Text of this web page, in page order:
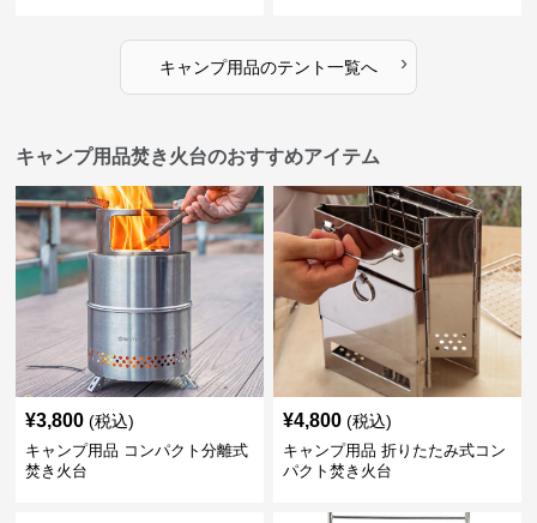
キャンプ用品のテント一覧へ ›
キャンプ用品焚き火台のおすすめアイテム
¥3,800 (税込)
キャンプ用品 コンパクト分離式
焚き火台
¥4,800 (税込)
キャンプ用品 折りたたみ式コン
パクト焚き火台